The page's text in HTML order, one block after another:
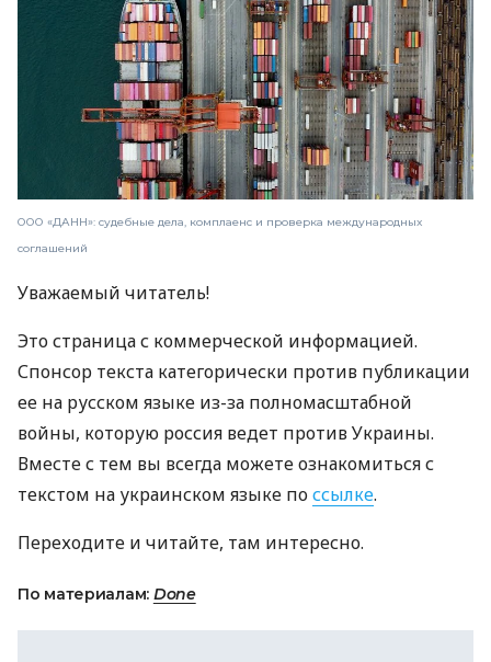
ООО «ДАНН»: судебные дела, комплаенс и проверка международных
соглашений
Уважаемый читатель!
Это страница с коммерческой информацией.
Спонсор текста категорически против публикации
ее на русском языке из-за полномасштабной
войны, которую россия ведет против Украины.
Вместе с тем вы всегда можете ознакомиться с
текстом на украинском языке поссылке.
Переходите и читайте, там интересно.
По материалам: Done